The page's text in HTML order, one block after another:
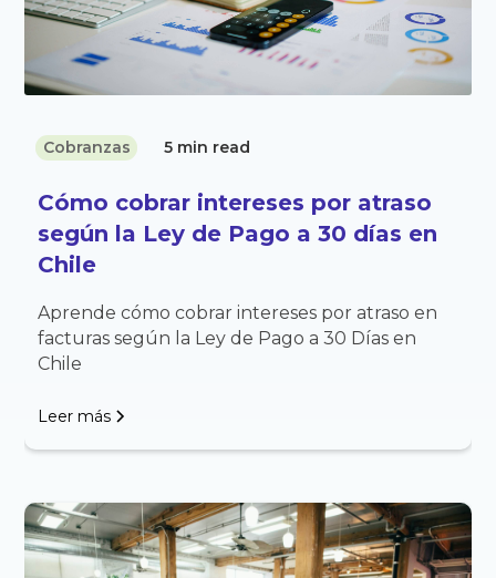
Cobranzas 5 min read
Cómo cobrar intereses por atraso
según la Ley de Pago a 30 días en
Chile
Aprende cómo cobrar intereses por atraso en
facturas según la Ley de Pago a 30 Días en
Chile
Leer más